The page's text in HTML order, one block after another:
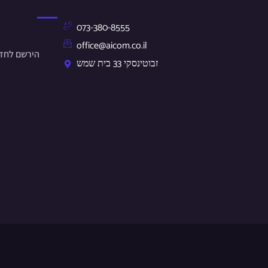
הירשם
073-380-8555
office@aicom.co.il
זבוטינסקי 33 בית שמש